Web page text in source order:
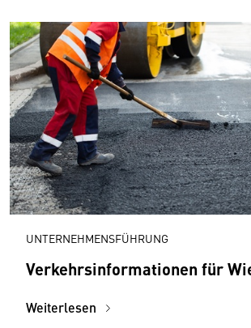
UNTERNEHMENSFÜHRUNG
Verkehrsinformationen für
Weiterlesen